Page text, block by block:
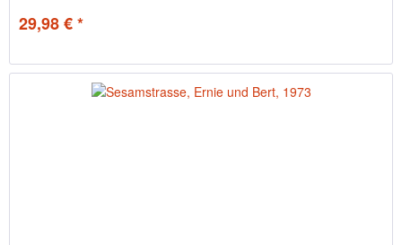
29,98 € *